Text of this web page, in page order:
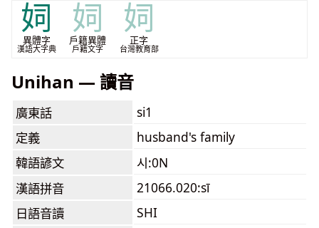
㚸
異體字
漢語大字典
㚸
戶籍異體
戶籍文字
㚸
正字
台灣教育部
Unihan — 讀音
廣東話
si1
定義
husband's family
韓語諺文
시:0N
漢語拼音
21066.020:sī
日語音讀
SHI